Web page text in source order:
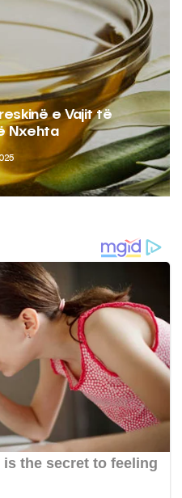
e Vajit të
Nxehta